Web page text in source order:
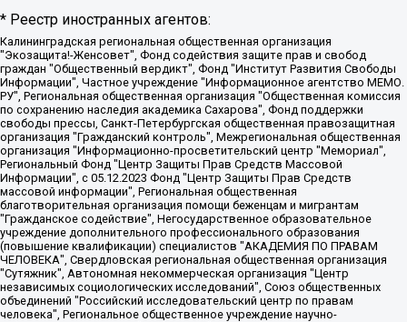
* Реестр иностранных агентов:
Калининградская региональная общественная организация "Экозащита!-Женсовет", Фонд содействия защите прав и свобод граждан "Общественный вердикт", Фонд "Институт Развития Свободы Информации", Частное учреждение "Информационное агентство МЕМО. РУ", Региональная общественная организация "Общественная комиссия по сохранению наследия академика Сахарова", Фонд поддержки свободы прессы, Санкт-Петербургская общественная правозащитная организация "Гражданский контроль", Межрегиональная общественная организация "Информационно-просветительский центр "Мемориал", Региональный Фонд "Центр Защиты Прав Средств Массовой Информации", с 05.12.2023 Фонд "Центр Защиты Прав Средств массовой информации", Региональная общественная благотворительная организация помощи беженцам и мигрантам "Гражданское содействие", Негосударственное образовательное учреждение дополнительного профессионального образования (повышение квалификации) специалистов "АКАДЕМИЯ ПО ПРАВАМ ЧЕЛОВЕКА", Свердловская региональная общественная организация "Сутяжник", Автономная некоммерческая организация "Центр независимых социологических исследований", Союз общественных объединений "Российский исследовательский центр по правам человека", Региональное общественное учреждение научно-информационный центр "МЕМОРИАЛ", Некоммерческая организация "Фонд защиты гласности", Автономная некоммерческая организация "Институт прав человека", Городская общественная организация "Екатеринбургское общество "МЕМОРИАЛ", Городская общественная организация "Рязанское историко-просветительское и правозащитное общество "Мемориал" (Рязанский Мемориал), Челябинский региональный орган общественной самодеятельности – женское общественное объединение "Женщины Евразии", Челябинский региональный орган общественной самодеятельности "Уральская правозащитная группа", Фонд содействия защите здоровья и социальной справедливости имени Андрея Рылькова, Автономная Некоммерческая Организация "Аналитический Центр Юрия Левады", Автономная некоммерческая организация социальной поддержки населения "Проект Апрель", Региональная общественная организация помощи женщинам и детям, находящимся в кризисной ситуации "Информационно-методический центр "Анна", Фонд содействия развитию массовых коммуникаций и правовому просвещению "Так-так-Так", Фонд содействия устойчивому развитию "Серебряная тайга", Свердловский региональный общественный фонд социальных проектов "Новое время", "Idel.Реалии", Кавказ.Реалии, Крым.Реалии, Телеканал Настоящее Время, Татаро-башкирская служба Радио Свобода (Azatliq Radiosi), Радио Свободная Европа/Радио Свобода (PCE/PC), "Сибирь.Реалии", "Фактограф", Благотворительный фонд помощи осужденным и их семьям, Автономная некоммерческая организация "Институт глобализации и социальных движений", Фонд "В защиту прав заключенных", Частное учреждение "Центр поддержки и содействия развитию средств массовой информации", Пензенский региональный общественный благотворительный фонд "Гражданский союз", "Север.Реалии", Некоммерческая организация Фонд "Правовая инициатива", Общество с ограниченной ответственностью "Радио Свободная Европа/Радио Свобода", Чешское информационное агентство "MEDIUM-ORIENT", Красноярская региональная общественная организация "Мы против СПИДа", Камалягин Денис Николаевич, Маркелов Сергей Евгеньевич, Пономарев Лев Александрович, Савицкая Людмила Алексеевна, Автономная некоммерческая организация "Центр по работе с проблемой насилия "НАСИЛИЮ.НЕТ", Межрегиональный профессиональный союз работников здравоохранения "Альянс врачей", Юридическое лицо, зарегистрированное в Латвийской Республике, SIA "Medusa Project" (регистрационный номер 40103797863, дата регистрации 10.06.2014), Некоммерческая организация "Фонд по борьбе с коррупцией", Автономная некоммерческая организация "Институт права и публичной политики", Баданин Роман Сергеевич, Гликин Максим Александрович, Железнова Мария Михайловна, Лукьянова Юлия Сергеевна, Маетная Елизавета Витальевна, Маняхин Петр Борисович, Чуракова Ольга Владимировна, Ярош Юлия Петровна, Юридическое лицо "The Insider SIA", зарегистрированное в Риге, Латвийская Республика (дата регистрации 26.06.2015), являющееся администратором доменного имени интернет-издания "The Insider SIA", https://theins.ru, Постернак Алексей Евгеньевич, Рубин Михаил Аркадьевич, Анин Роман Александрович, Юридическое лицо Istories fonds, зарегистрированное в Латвийской Республике (регистрационный номер 50008295751, дата регистрации 24.02.2020), Великовский Дмитрий Александрович, Долинина Ирина Николаевна, Мароховская Алеся Алексеевна, Шлейнов Роман Юрьевич, Шмагун Олеся Валентиновна, Общество с ограниченной ответственностью "Альтаир 2021", Общество с ограниченной ответственностью "Вега 2021", Общество с ограниченной ответственностью "Главный редактор 2021", Общество с ограниченной ответственностью "Ромашки монолит", Важенков Артем Валерьевич, Ивановская областная общественная организация "Центр гендерных исследований", Гурман Юрий Альбертович, Медиапроект "ОВД-Инфо", Егоров Владимир Владимирович, Жилинский Владимир Александрович, Общество с ограниченной ответственностью "ЗП", Иванова София Юрьевна, Карезина Инна Павловна, Кильтау Екатерина Викторовна, Петров Алексей Викторович, Пискунов Сергей Евгеньевич, Смирнов Сергей Сергеевич, Тихонов Михаил Сергеевич, Общество с ограниченной ответственностью "ЖУРНАЛИСТ-ИНОСТРАННЫЙ АГЕНТ", Арапова Галина Юрьевна, Вольтская Татьяна Анатольевна, Американская компания "Mason G.E.S. Anonymous Foundation" (США), являющаяся владельцем интернет-издания https://mnews.world/, Компания "Stichting Bellingcat", зарегистрированная в Нидерландах (дата регистрации 11.07.2018), Захаров Андрей Вячеславович, Клепиковская Екатерина Дмитриевна, Общество с ограниченной ответственностью "МЕМО", Перл Роман Александрович, Симонов Евгений Алексеевич, Соловьева Елена Анатольевна, Сотников Даниил Владимирович, Сурначева Елизавета Дмитриевна, Автономная некоммерческая организация по защите прав человека и информированию населения "Якутия – Наше Мнение", Общество с ограниченной ответственностью "Москоу диджитал медиа", с 26.01.2023 Общество с ограниченной ответственностью "Чайка Белые сады", Ветошкина Валерия Валерьевна, Заговора Максим Александрович, Межрегиональное общественное движение "Российская ЛГБТ - сеть", Оленичев Максим Владимирович, Павлов Иван Юрьевич, Скворцова Елена Сергеевна, Общество с ограниченной ответственностью "Как бы инагент", Кочетков Игорь Викторович, Общество с ограниченной ответственностью "Честные выборы", Еланчик Олег Александрович, Общество с ограниченной ответственностью "Нобелевский призыв", Гималова Регина Эмилевна, Григорьев Андрей Валерьевич, Григорьева Алина Александровна, Ассоциация по содействию защите прав призывников, альтернативнослужащих и военнослужащих "Правозащитная группа "Гражданин.Армия.Право", Хисамова Регина Фаритовна, Автономная некоммерческая организация по реализации социально-правовых программ "Лилит", Дальневосточное общественное движение "Маяк", Санкт-Петербургская ЛГБТ-инициативная группа "Выход", Инициативная группа ЛГБТ+ "Реверс", Алексеев Андрей Викторович, Бекбулатова Таисия Львовна, Беляев Иван Михайлович, Владыкина Елена Сергеевна, Гельман Марат Александрович, Никульшина Вероника Юрьевна, Толоконникова Надежда Андреевна, Шендерович Виктор Анатольевич, Общество с ограниченной ответственностью "Данное сообщение", Общество с ограниченной ответственностью Издательский дом "Новая глава", Айнбиндер Александра Александровна, Московский комьюнити-центр для ЛГБТ+инициатив, Благотворительный фонд развития филантропии, Deutsche Welle (Германия, Kurt-Schumacher-Strasse 3, 53113 Bonn), Борзунова Мария Михайловна, Воробьев Виктор Викторович, Голубева Анна Львовна, Константинова Алла Михайловна, Малкова Ирина Владимировна, Мурадов Мурад Абдулгалимович, Осетинская Елизавета Николаевна, Понасенков Евгений Николаевич, Ганапольский Матвей Юрьевич, Киселев Евгений Алексеевич, Борухович Ирина Григорьевна, Дремин Иван Тимофеевич, Дубровский Дмитрий Викторович, Красноярская региональная общественная организация поддержки и развития альтернативных образовательных технологий и межкультурных коммуникаций "ИНТЕРРА", Маяковская Екатерина Алексеевна, Фейгин Марк Захарович, Филимонов Андрей Викторович, Дзугкоева Регина Николаевна, Доброхотов Роман Александрович, Дудь Юрий Александрович, Елкин Сергей Владимирович, Кругликов Кирилл Игоревич, Сабунаева Мария Леонидовна, Семенов Алексей Владимирович, Шаинян Карен Багратович, Шульман Екатерина Михайловна, Асафьев Артур Валерьевич, Вахштайн Виктор Семенович, Венедиктов Алексей Алексеевич, Лушникова Екатерина Евгеньевна, Волков Леонид Михайлович, Невзоров Александр Глебович, Пархоменко Сергей Борисович, Сироткин Ярослав Николаевич, Кара-Мурза Владимир Владимирович, Баранова Наталья Владимировна, Гозман Леонид Яковлевич, Кагарлицкий Борис Юльевич, Климарев Михаил Валерьевич, Милов Владимир Станиславович, Автономная некоммерческая организация Краснодарский центр современного искусства "Типография", Моргенштерн Алишер Тагирович, Соболь Любовь Эдуардовна, Общество с ограниченной ответственностью "ЛИЗА НОРМ", Каспаров Гарри Кимович, Ходорковский Михаил Борисович, Общество с ограниченной ответственностью "Апрельские тезисы", Данилович Ирина Брониславовна, Кашин Олег Владимирович, Петров Николай Владимирович, Пивоваров Алексей Владимирович, Соколов Михаил Владимирович, Цветкова Юлия Владимировна, Чичваркин Евгений Александрович, Комитет против пыток/Команда против пыток, Общество с ограниченной ответственностью "Первый научный", Общество с ограниченной ответственностью "Вертолет и ко", Белоцерковская Вероника Борисовна, Кац Максим Евгеньевич, Лазарева Татьяна Юрьевна, Шаведдинов Руслан Табризович, Яшин Илья Валерьевич, Общество с ограниченной ответственностью "Иноагент ААВ", Алешковский Дмитрий Петрович, Альбац Евгения Марковна, Быков Дмитрий Львович, Галямина Юлия Евгеньевна, Лойко Сергей Леонидович, Мартынов Кирилл Константинович, Медведев Сергей Александрович, Крашенинников Федор Геннадиевич, Гордеева Катерина Вл